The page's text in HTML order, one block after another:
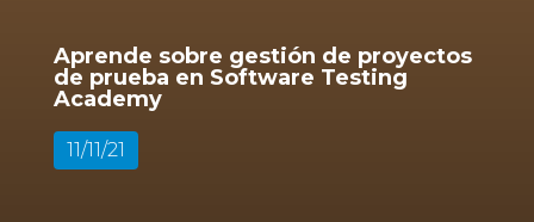
Aprende sobre gestión de proyectos
de prueba en Software Testing
Academy
11/11/21